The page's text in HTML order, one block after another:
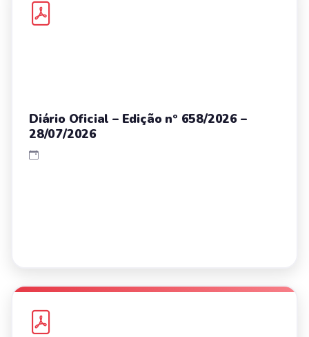
Diário Oficial – Edição nº 658/2026 –
28/07/2026